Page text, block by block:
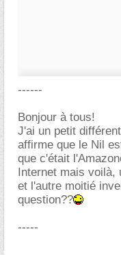
------
Bonjour à tous!
J'ai un petit
affirme que le Nil
que c'était
Internet mais voilà,
et l'autre moitié
question??
-----